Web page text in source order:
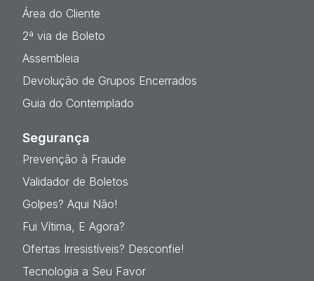
Área do Cliente
2ª via de Boleto
Assembleia
Devolução de Grupos Encerrados
Guia do Contemplado
Segurança
Prevenção à Fraude
Validador de Boletos
Golpes? Aqui Não!
Fui Vítima, E Agora?
Ofertas Irresistíveis? Desconfie!
Tecnologia a Seu Favor